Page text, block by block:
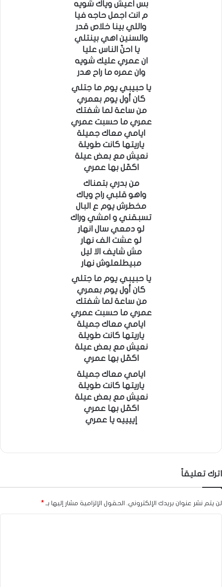
بس اعيش وياك شويه
م انت اجمل حاجه فيا
واللي بينا خلاص قدر
والسنين اهي بينتلي
يا احنّ الناس عليا
ان عمري عليك شويه
وان عمره ما راح هدر
يا حبيبي يوم ما جتلي
كان أول يوم بعمري
من ساعة لما شفتك
عمري ما حسبت عمري
ايامي معاك جميلة
ياريتها كانت طويلة
نعيش مع بعض عيلة
اكمّل بها عمري
من بدري بتمناك
واهو قلبي راح وياك
مخطرش يوم ع البال
تسبقني و امشي وراك
لو دمعي سال انهار
لو عشت الف نهار
مش شايف الا ليل
مبيطلعلوش نهار
يا حبيبي يوم ما جتلي
كان أول يوم بعمري
من ساعة لما شفتك
عمري ما حسبت عمري
ايامي معاك جميلة
ياريتها كانت طويلة
نعيش مع بعض عيلة
اكمّل بها عمري
ايامي معاك جميلة
ياريتها كانت طويلة
نعيش مع بعض عيلة
اكمّل بها عمري
إييييه يا عمري
اترك تعليقاً
لن يتم نشر عنوان بريدك الإلكتروني. الحقول الإلزامية مشار إليها بـ *